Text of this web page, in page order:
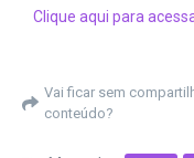
Clique aqui para
Vai ficar sem
conteúdo?